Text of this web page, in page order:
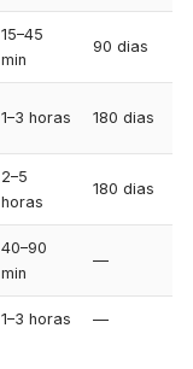
15–45
min
90 dias
1–3 horas 180 dias
2–5
horas
180 dias
40–90
min
—
1–3 horas —